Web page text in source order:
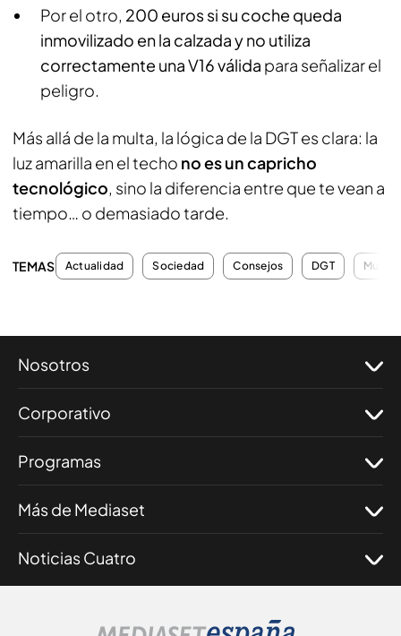
Por el otro, 200 euros si su coche queda
inmovilizado en la calzada y no utiliza
correctamente una V16 válida para señalizar el
peligro.
Más allá de la multa, la lógica de la DGT es clara: la
luz amarilla en el techo no es un capricho
tecnológico, sino la diferencia entre que te vean a
tiempo… o demasiado tarde.
TEMAS Actualidad Sociedad Consejos DGT Multas
Nosotros
Corporativo
Programas
Más de Mediaset
Noticias Cuatro